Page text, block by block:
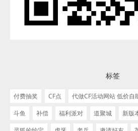
标签
付费抽奖 CF点 代做CF活动网站 低价自
斗鱼
补偿 福利派对 道聚城 新版